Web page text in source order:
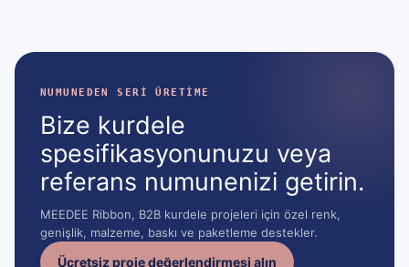
NUMUNEDEN SERI ÜRETIME
Bize kurdele
spesifikasyonunuzu veya
referans numunenizi getirin.
MEEDEE Ribbon, B2B kurdele projeleri için özel renk,
genişlik, malzeme, baskı ve paketleme destekler.
Ücretsiz proje değerlendirmesi alın